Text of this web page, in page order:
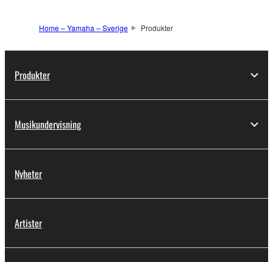
Home – Yamaha – Sverige Produkter
Produkter
Musikundervisning
Nyheter
Artister